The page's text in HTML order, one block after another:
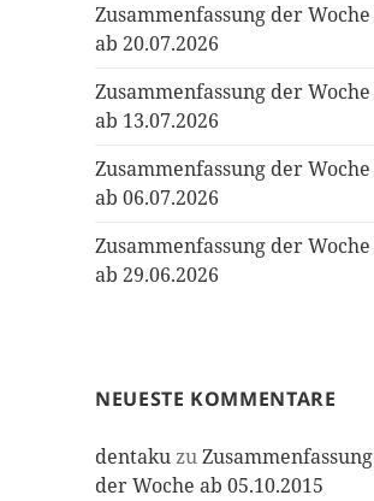
Zusammenfassung der Woche
ab 20.07.2026
Zusammenfassung der Woche
ab 13.07.2026
Zusammenfassung der Woche
ab 06.07.2026
Zusammenfassung der Woche
ab 29.06.2026
NEUESTE KOMMENTARE
dentakuzuZusammenfassung
der Woche ab 05.10.2015